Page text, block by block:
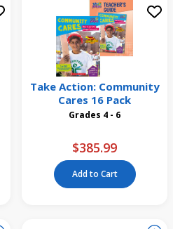
Take Action: Community
Cares 16 Pack
Grades 4 - 6
$385.99
Add to Cart